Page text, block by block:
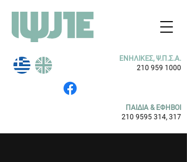
ΕΝΗΛΙΚΕΣ, Ψ.Π.Σ.Α.
210 959 1000
ΠΑΙΔΙΑ & ΕΦΗΒΟΙ
210 9595 314, 317